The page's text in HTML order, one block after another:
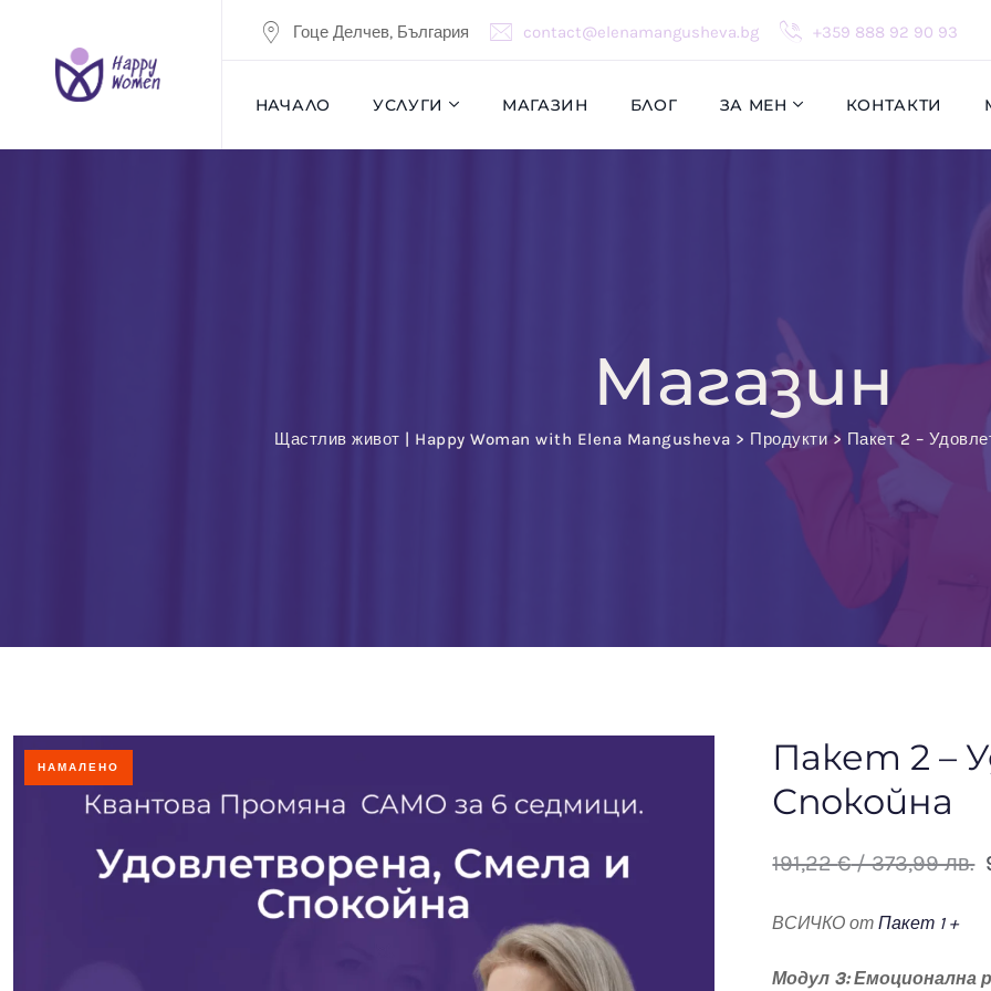
content
Гоце Делчев, България contact@elenamangusheva.bg +359 888 92 90 93
НАЧАЛО УСЛУГИ МАГАЗИН БЛОГ ЗА МЕН КОНТАКТИ
Магазин
Щастлив живот | Happy Woman with Elena Mangusheva > Продукти> Пакет 2 –
НАМАЛЕНО
Пакет 2 –
Спокойна
191,22€/ 373,99 лв.
ВСИЧКО отПакет 1 +
Модул 3: Емоционална